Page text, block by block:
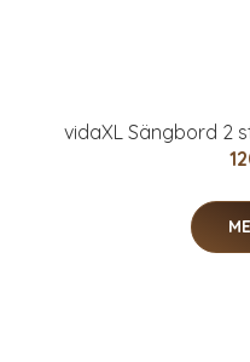
vidaXL Sängbord 2